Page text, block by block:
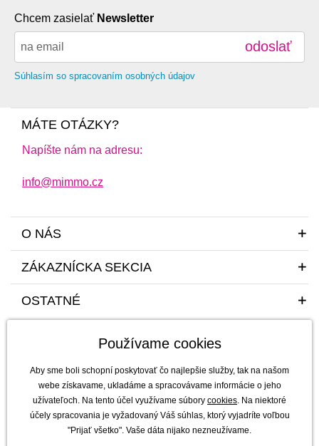
Chcem zasielať Newsletter
odoslať
Súhlasím so spracovaním osobných údajov
MÁTE OTÁZKY?
Napíšte nám na adresu:
info@mimmo.cz
O NÁS
ZÁKAZNÍCKA SEKCIA
OSTATNÉ
Sme tu pre vás a vaše deti s radosťou a mim(m)oriadnou starostlivosťou od
roku 2011
Používame cookies
Aby sme boli schopní poskytovať čo najlepšie služby, tak na našom
webe získavame, ukladáme a spracovávame informácie o jeho
užívateľoch. Na tento účel využívame súbory cookies. Na niektoré
účely spracovania je vyžadovaný Váš súhlas, ktorý vyjadríte voľbou
"Prijať všetko". Vaše dáta nijako nezneužívame.